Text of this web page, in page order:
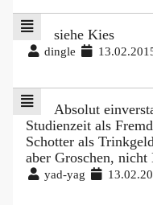
siehe Kies
dingle
Absolut
Studienzeit als
Schotter als
aber Groschen, nicht
yad-yag